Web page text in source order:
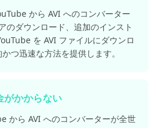
から AVI へのコンバーター
のダウンロード、追加のインスト
を AVI ファイルにダウンロ
つ迅速な方法を提供します。
がかからない
から AVI へのコンバーターが全世